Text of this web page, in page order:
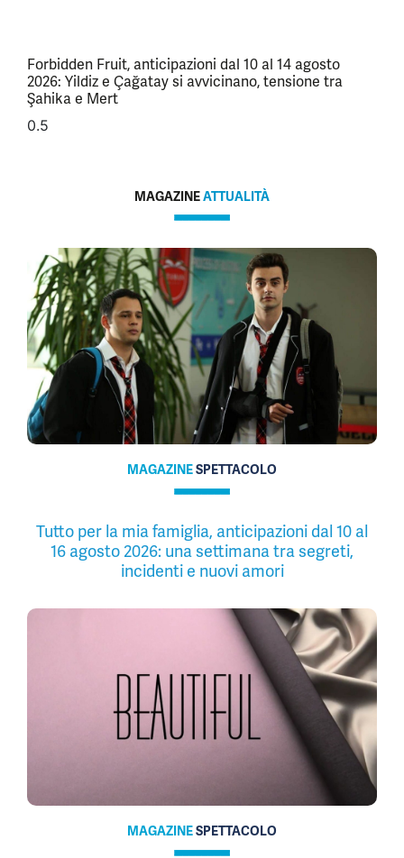
Forbidden Fruit, anticipazioni dal 10 al 14 agosto
2026: Yildiz e Çağatay si avvicinano, tensione tra
Şahika e Mert
MAGAZINEATTUALITÀ
MAGAZINESPETTACOLO
Tutto per la mia famiglia, anticipazioni dal 10 al
16 agosto 2026: una settimana tra segreti,
incidenti e nuovi amori
MAGAZINESPETTACOLO